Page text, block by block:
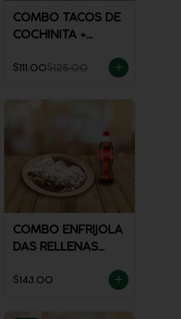
COMBO TACOS DE
COCHINITA +
$111.00$125.00
COMBO ENFRIJOLA
DAS RELLENAS
REFRESCO
$143.00